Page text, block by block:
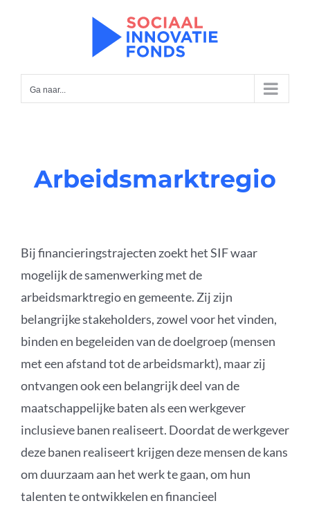
Ga naar...
Arbeidsmarktregio
Bij financieringstrajecten zoekt het SIF waar
mogelijk de samenwerking met de
arbeidsmarktregio en gemeente. Zij zijn
belangrijke stakeholders, zowel voor het vinden,
binden en begeleiden van de doelgroep (mensen
met een afstand tot de arbeidsmarkt), maar zij
ontvangen ook een belangrijk deel van de
maatschappelijke baten als een werkgever
inclusieve banen realiseert. Doordat de werkgever
deze banen realiseert krijgen deze mensen de kans
om duurzaam aan het werk te gaan, om hun
talenten te ontwikkelen en financieel